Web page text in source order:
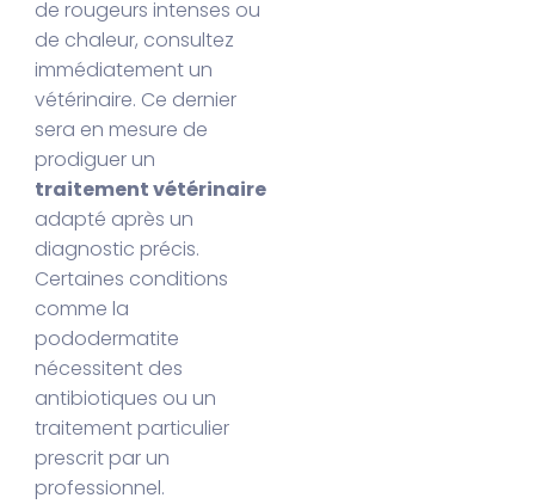
de rougeurs intenses ou
de chaleur, consultez
immédiatement un
vétérinaire. Ce dernier
sera en mesure de
prodiguer un
traitement vétérinaire
adapté après un
diagnostic précis.
Certaines conditions
comme la
pododermatite
nécessitent des
antibiotiques ou un
traitement particulier
prescrit par un
professionnel.